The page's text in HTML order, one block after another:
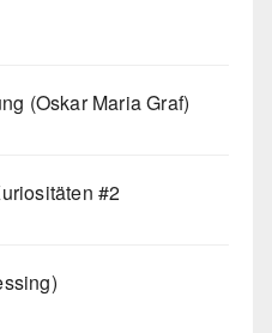
(Oskar Maria Graf)
#2